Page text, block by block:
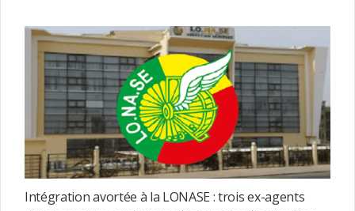
Intégration avortée à la LONASE : trois ex-agents